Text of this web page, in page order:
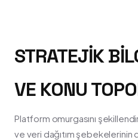
STRATEJIK
VE KONU
Platform omurgasını
ve veri dağıtım şebekelerinin